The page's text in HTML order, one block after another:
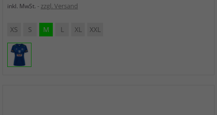
inkl. MwSt. zzgl. Versand
XS S M L XL XXL